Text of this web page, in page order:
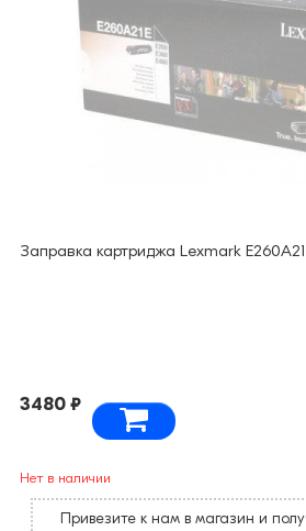
Заправка картриджа Lexmark
3480 ₽
Нет в наличии
Привезите к нам в магазин и